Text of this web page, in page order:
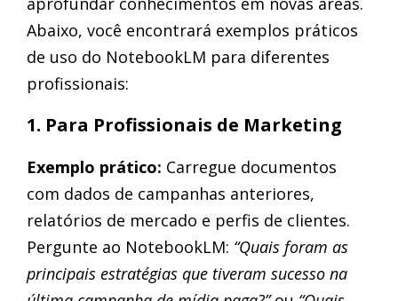
Abaixo, você encontrará exemplos práticos
de uso do NotebookLM para diferentes
profissionais:
1. Para Profissionais de Marketing
Exemplo prático: Carregue documentos
com dados de campanhas anteriores,
relatórios de mercado e perfis de clientes.
Pergunte ao NotebookLM: “Quais foram as
principais estratégias que tiveram sucesso na